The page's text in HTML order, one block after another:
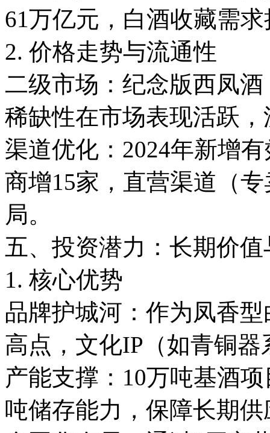
61万亿元，白酒收藏需
2. 价格走势与流通性
二级市场：纪念版西凤
稀缺性在市场表现活跃
渠道优化：2024年新增
商增15家，直营渠道（
局。
五、投资潜力：长期价
1. 核心优势
品牌护城河：作为凤香
高点，文化IP（如青铜
产能支撑：10万吨基酒
吨储存能力，保障长期